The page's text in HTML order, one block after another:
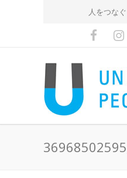
人をつな